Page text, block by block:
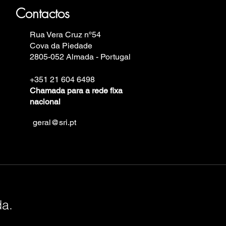
Contactos
Rua Vera Cruz nº54
Cova da Piedade
2805-052 Almada - Portugal
+351 21 604 6498
Chamada para a rede fixa
nacional
geral@sri.pt